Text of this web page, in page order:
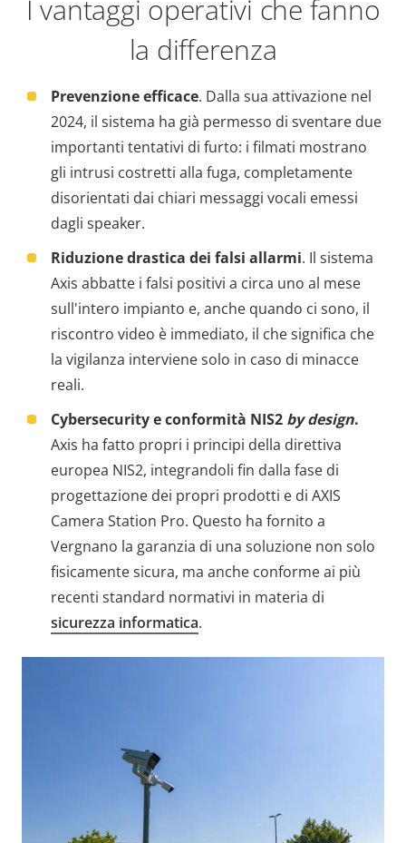
I vantaggi operativi che fanno
la differenza
Prevenzione efficace. Dalla sua attivazione nel
2024, il sistema ha già permesso di sventare due
importanti tentativi di furto: i filmati mostrano
gli intrusi costretti alla fuga, completamente
disorientati dai chiari messaggi vocali emessi
dagli speaker.
Riduzione drastica dei falsi allarmi. Il sistema
Axis abbatte i falsi positivi a circa uno al mese
sull'intero impianto e, anche quando ci sono, il
riscontro video è immediato, il che significa che
la vigilanza interviene solo in caso di minacce
reali.
Cybersecurity e conformità NIS2 by design.
Axis ha fatto propri i principi della direttiva
europea NIS2, integrandoli fin dalla fase di
progettazione dei propri prodotti e di AXIS
Camera Station Pro. Questo ha fornito a
Vergnano la garanzia di una soluzione non solo
fisicamente sicura, ma anche conforme ai più
recenti standard normativi in materia di
sicurezza informatica.